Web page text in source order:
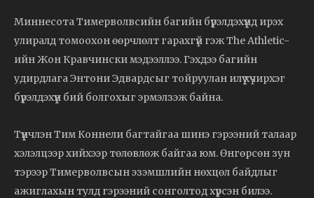
Миннесота Тимерволвсийн багийн бүрэлдэхүүнд ирэх
улиралд томоохон өөрчлөлт гарахгүй гэж The Athletic-
ийн Жон Кравчински мэдээллээ. Гэхдээ багийн
удирдлага Энтони Эдвардсыг тойруулан илүү хүчирхэг
бүрэлдэхүүн бий болгохыг эрмэлзэж байна.
Түүнчлэн Тим Коннели багтайгаа шинэ гэрээний талаар
хэлэлцээр хийхээр төлөвлөж байгаа юм. Өнгөрсөн зун
тэрээр Тимерволвсын эзэмшлийн нөхцөл байдлыг
ажиглахын тулд гэрээний сонголтод хүрсэн билээ.